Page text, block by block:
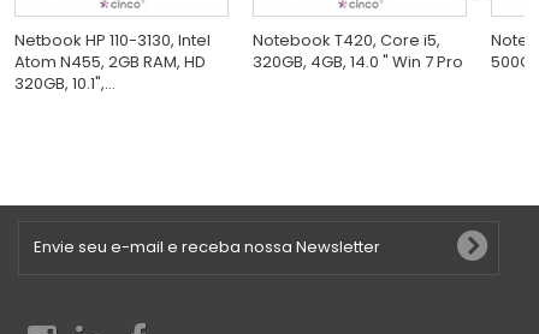
Netbook HP 110-3130, Intel
Atom N455, 2GB RAM, HD
320GB, 10.1",...
Notebook T420, Core i5,
320GB, 4GB, 14.0 " Win 7 Pro